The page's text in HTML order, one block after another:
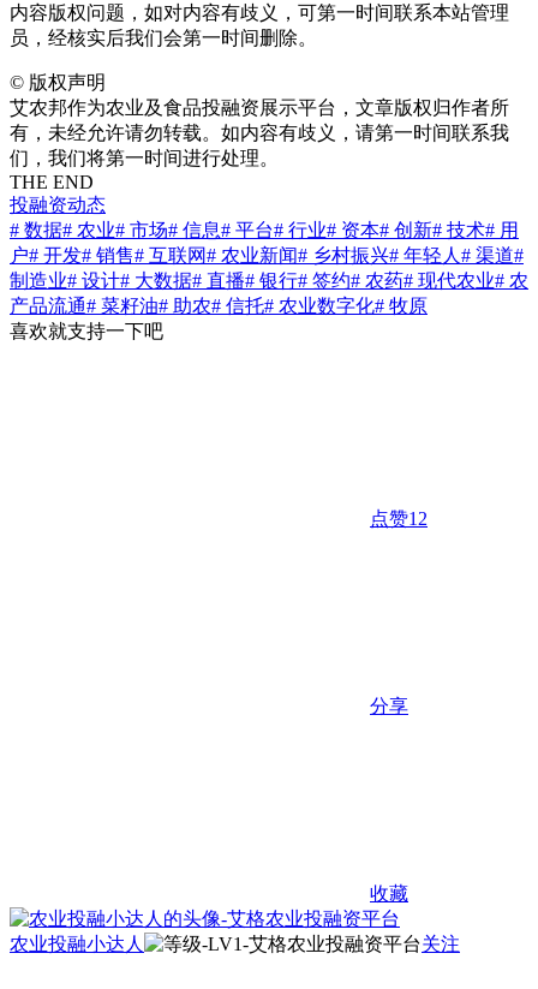
内容版权问题，如对内容有歧义，可第一时间联系本站管理
员，经核实后我们会第一时间删除。
© 版权声明
艾农邦作为农业及食品投融资展示平台，文章版权归作者所
有，未经允许请勿转载。如内容有歧义，请第一时间联系我
们，我们将第一时间进行处理。
THE END
投融资动态
# 数据# 农业# 市场# 信息# 平台# 行业# 资本# 创新# 技术# 用
户# 开发# 销售# 互联网# 农业新闻# 乡村振兴# 年轻人 # 渠道#
制造业# 设计# 大数据# 直播# 银行# 签约# 农药# 现代农业# 农
产品流通# 菜籽油# 助农# 信托# 农业数字化# 牧原
喜欢就支持一下吧
点赞12
分享
收藏
农业投融小达人 关注